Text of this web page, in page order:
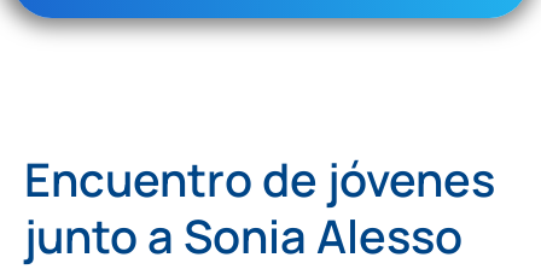
Encuentro de jóvenes
junto a Sonia Alesso